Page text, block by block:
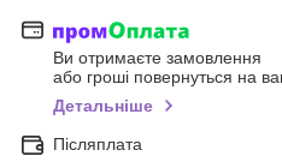
Ви отримаєте замовлення
або гроші повернуться на
Детальніше
Післяплата